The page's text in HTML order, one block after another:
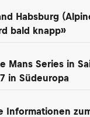
Habsburg
bald knapp»
Mans Series in
in Südeuropa
Informationen